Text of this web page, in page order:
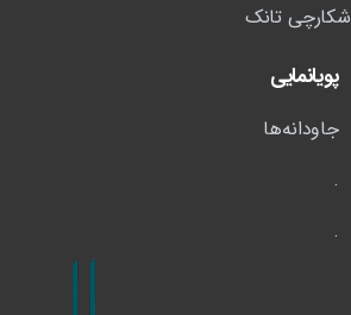
شکارچی تانک
پویانمایی
جاودانه‌ها
.
.